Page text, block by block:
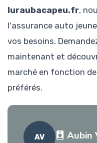
luraubacapeu.fr,
l'assurance auto
vos besoins.
maintenant et
marché en fonction
préférés.
AV Aubin